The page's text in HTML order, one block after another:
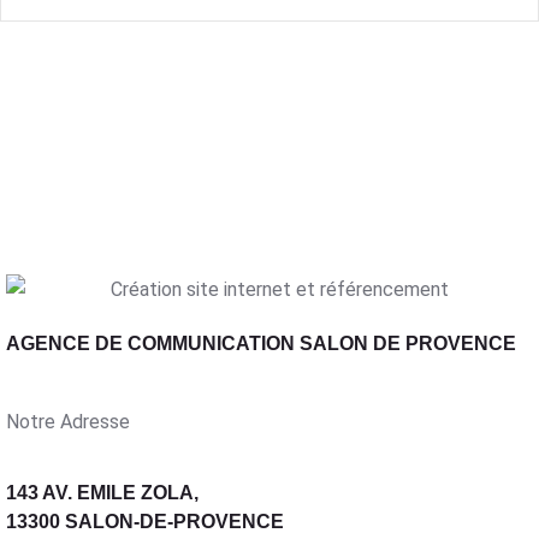
AGENCE DE COMMUNICATION SALON DE PROVENCE
Notre Adresse
143 AV. EMILE ZOLA,
13300 SALON-DE-PROVENCE